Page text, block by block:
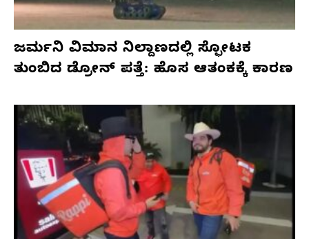
ಜರ್ಮನಿ ವಿಮಾನ ನಿಲ್ದಾಣದಲ್ಲಿ ಸ್ಫೋಟಕ
ತುಂಬಿದ ಡ್ರೋನ್ ಪತ್ತೆ: ಹೊಸ ಆತಂಕಕ್ಕೆ ಕಾರಣ